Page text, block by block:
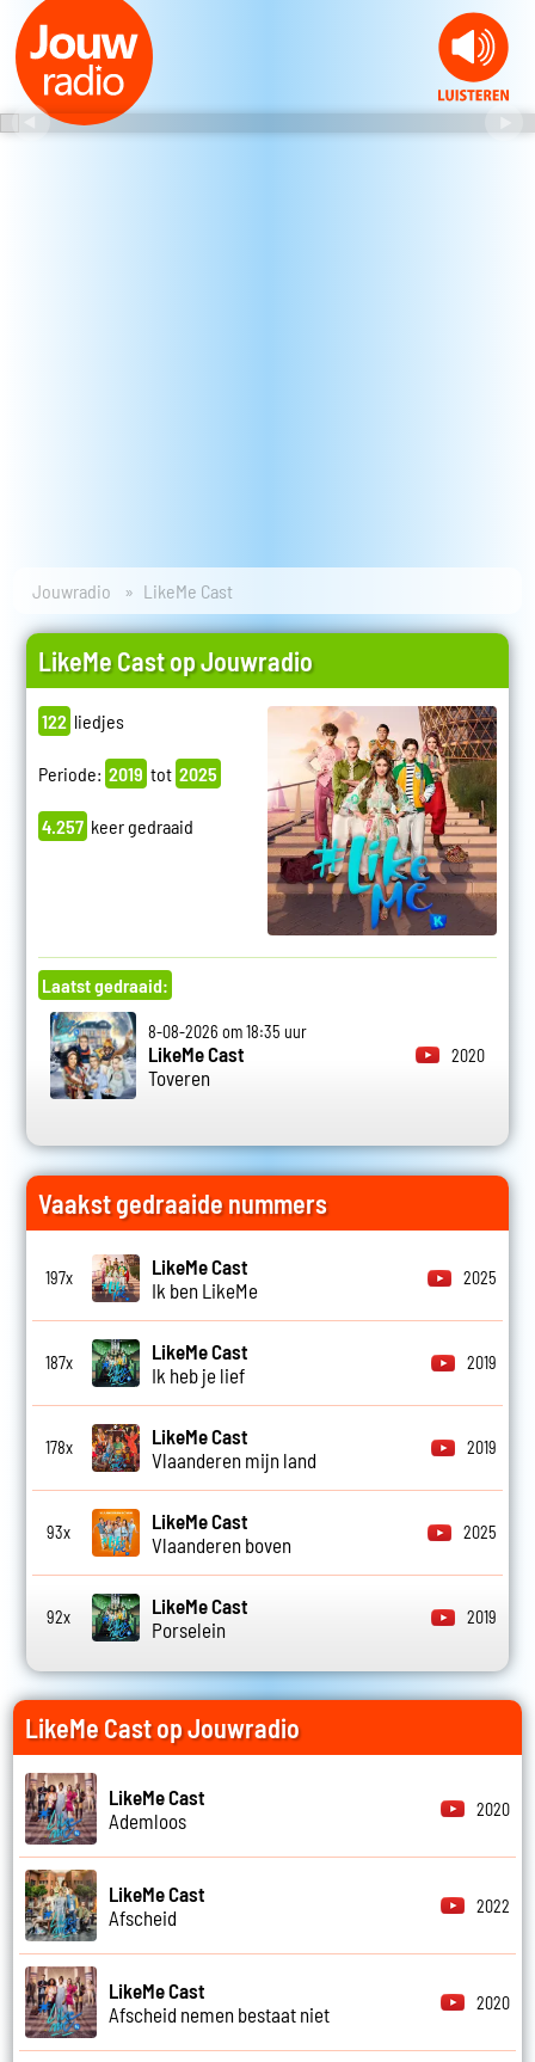
Jouwradio LikeMe Cast
LikeMe Cast op Jouwradio
122 liedjes
Periode: 2019 tot 2025
4.257 keer gedraaid
Laatst gedraaid:
8-08-2026 om 18:35 uur
LikeMe Cast
Toveren
2020
Vaakst gedraaide nummers
197x
LikeMe Cast
Ik ben LikeMe
2025
187x
LikeMe Cast
Ik heb je lief
2019
178x
LikeMe Cast
Vlaanderen mijn land
2019
93x
LikeMe Cast
Vlaanderen boven
2025
92x
LikeMe Cast
Porselein
2019
LikeMe Cast op Jouwradio
LikeMe Cast
Ademloos
2020
LikeMe Cast
Afscheid
2022
LikeMe Cast
Afscheid nemen bestaat niet
2020